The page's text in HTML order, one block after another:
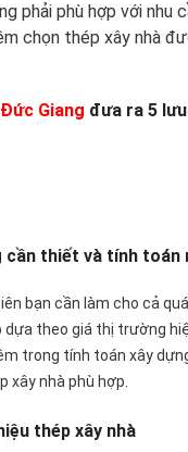
phải phù hợp với
chọn thép xây nhà
Giang đưa ra 5
cần thiết và tính toán
bạn cần làm cho cả
dựa theo giá thị trường
trong tính toán xây
xây nhà phù hợp.
thép xây nhà